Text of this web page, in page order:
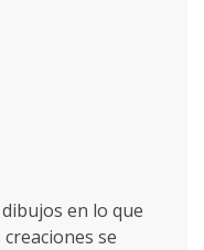
en lo que
se